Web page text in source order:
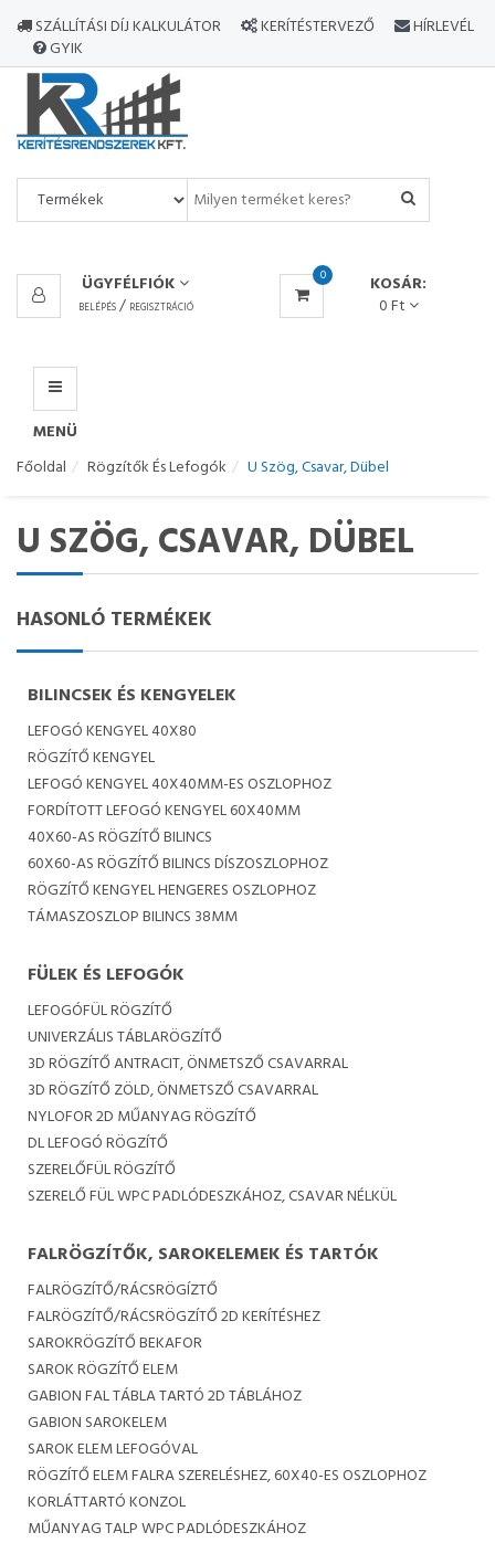
SZÁLLÍTÁSI DÍJ KALKULÁTOR KERÍTÉSTERVEZŐ
HÍRLEVÉL
GYIK
ÜGYFÉLFIÓK
BELÉPÉS/ REGISZTRÁCIÓ
0
KOSÁR:
0 Ft
MENÜ
MINDEN
TERMÉK
MENÜ
Főoldal Rögzítők És Lefogók U Szög, Csavar, Dübel
U SZÖG, CSAVAR, DÜBEL
HASONLÓ TERMÉKEK
BILINCSEK ÉS KENGYELEK
LEFOGÓ KENGYEL 40X80
RÖGZÍTŐ KENGYEL
LEFOGÓ KENGYEL 40X40MM-ES OSZLOPHOZ
FORDÍTOTT LEFOGÓ KENGYEL 60X40MM
40X60-AS RÖGZÍTŐ BILINCS
60X60-AS RÖGZÍTŐ BILINCS DÍSZOSZLOPHOZ
RÖGZÍTŐ KENGYEL HENGERES OSZLOPHOZ
TÁMASZOSZLOP BILINCS 38MM
FÜLEK ÉS LEFOGÓK
LEFOGÓFÜL RÖGZÍTŐ
UNIVERZÁLIS TÁBLARÖGZÍTŐ
3D RÖGZÍTŐ ANTRACIT, ÖNMETSZŐ CSAVARRAL
3D RÖGZÍTŐ ZÖLD, ÖNMETSZŐ CSAVARRAL
NYLOFOR 2D MŰANYAG RÖGZÍTŐ
DL LEFOGÓ RÖGZÍTŐ
SZERELŐFÜL RÖGZÍTŐ
SZERELŐ FÜL WPC PADLÓDESZKÁHOZ, CSAVAR NÉLKÜL
FALRÖGZÍTŐK, SAROKELEMEK ÉS TARTÓK
FALRÖGZÍTŐ/RÁCSRÖGÍZTŐ
FALRÖGZÍTŐ/RÁCSRÖGZÍTŐ 2D KERÍTÉSHEZ
SAROKRÖGZÍTŐ BEKAFOR
SAROK RÖGZÍTŐ ELEM
GABION FAL TÁBLA TARTÓ 2D TÁBLÁHOZ
GABION SAROKELEM
SAROK ELEM LEFOGÓVAL
RÖGZÍTŐ ELEM FALRA SZERELÉSHEZ, 60X40-ES OSZLOPHOZ
KORLÁTTARTÓ KONZOL
MŰANYAG TALP WPC PADLÓDESZKÁHOZ